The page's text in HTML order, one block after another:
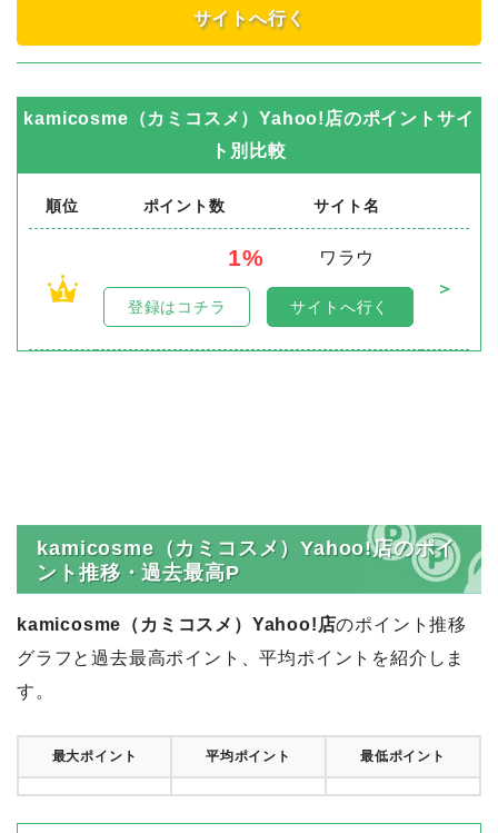
サイトへ行く
kamicosme（カミコスメ）Yahoo!店のポイントサイ
ト別比較
順位 ポイント数 サイト名
1
1%
ワラウ
＞
登録はコチラ サイトへ行く
kamicosme（カミコスメ）Yahoo!店のポイ
ント推移・過去最高P
kamicosme（カミコスメ）Yahoo!店のポイント推移
グラフと過去最高ポイント、平均ポイントを紹介しま
す。
最大ポイント 平均ポイント 最低ポイント